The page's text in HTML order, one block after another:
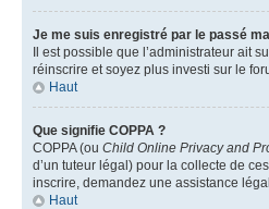
Je me suis enregistré par le passé
Il est possible que l’administrateur ait
réinscrire et soyez plus investi sur le
Haut
Que signifie COPPA ?
COPPA (ou Child Online Privacy and
d’un tuteur légal) pour la collecte de
inscrire, demandez une assistance
Haut